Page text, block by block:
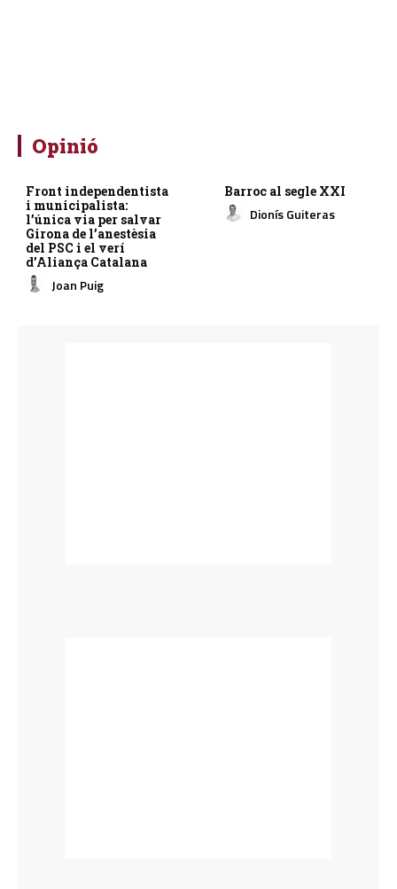
Opinió
Front independentista
i municipalista:
l’única via per salvar
Girona de l’anestèsia
del PSC i el verí
d’Aliança Catalana
Joan Puig
Barroc al segle XXI
Dionís Guiteras